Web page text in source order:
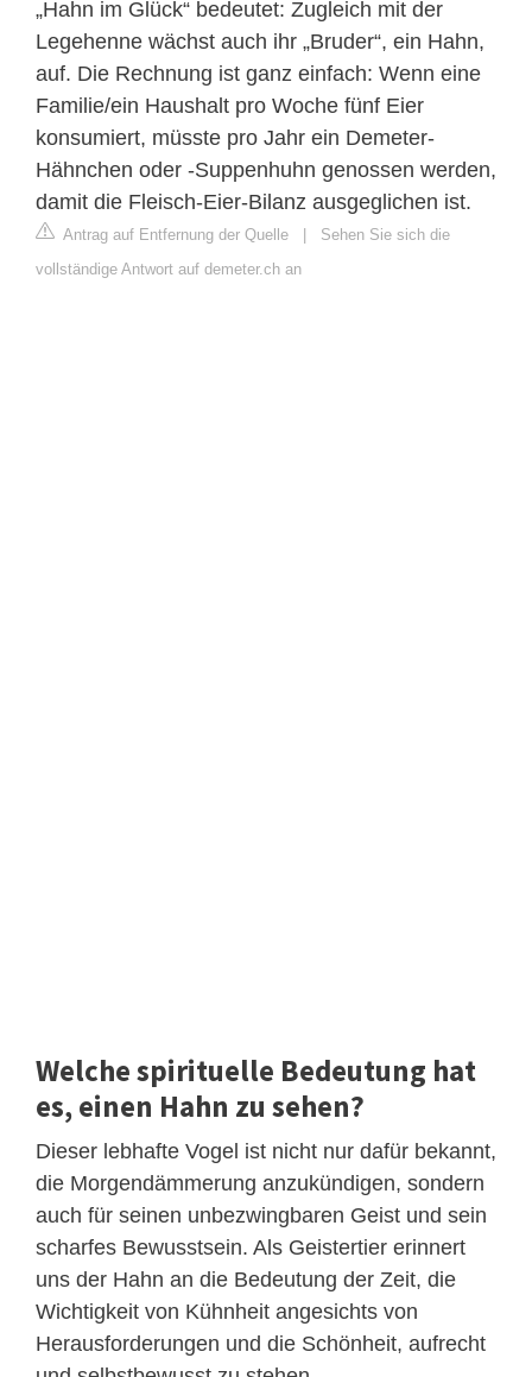
„Hahn im Glück“ bedeutet: Zugleich mit der
Legehenne wächst auch ihr „Bruder“, ein Hahn,
auf. Die Rechnung ist ganz einfach: Wenn eine
Familie/ein Haushalt pro Woche fünf Eier
konsumiert, müsste pro Jahr ein Demeter-
Hähnchen oder -Suppenhuhn genossen werden,
damit die Fleisch-Eier-Bilanz ausgeglichen ist.
Antrag auf Entfernung der Quelle | Sehen Sie sich die
vollständige Antwort auf demeter.ch an
Welche spirituelle Bedeutung hat
es, einen Hahn zu sehen?
Dieser lebhafte Vogel ist nicht nur dafür bekannt,
die Morgendämmerung anzukündigen, sondern
auch für seinen unbezwingbaren Geist und sein
scharfes Bewusstsein. Als Geistertier erinnert
uns der Hahn an die Bedeutung der Zeit, die
Wichtigkeit von Kühnheit angesichts von
Herausforderungen und die Schönheit, aufrecht